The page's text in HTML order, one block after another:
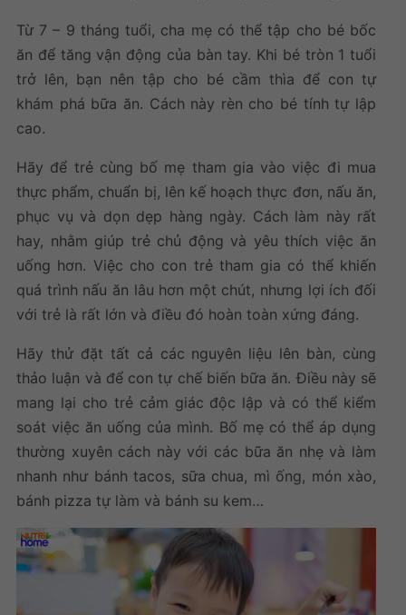
Từ 7 – 9 tháng tuổi, cha mẹ có thể tập cho bé bốc
ăn để tăng vận động của bàn tay. Khi bé tròn 1 tuổi
trở lên, bạn nên tập cho bé cầm thìa để con tự
khám phá bữa ăn. Cách này rèn cho bé tính tự lập
cao.
Hãy để trẻ cùng bố mẹ tham gia vào việc đi mua
thực phẩm, chuẩn bị, lên kế hoạch thực đơn, nấu ăn,
phục vụ và dọn dẹp hàng ngày. Cách làm này rất
hay, nhằm giúp trẻ chủ động và yêu thích việc ăn
uống hơn. Việc cho con trẻ tham gia có thể khiến
quá trình nấu ăn lâu hơn một chút, nhưng lợi ích đối
với trẻ là rất lớn và điều đó hoàn toàn xứng đáng.
Hãy thử đặt tất cả các nguyên liệu lên bàn, cùng
thảo luận và để con tự chế biến bữa ăn. Điều này sẽ
mang lại cho trẻ cảm giác độc lập và có thể kiểm
soát việc ăn uống của mình. Bố mẹ có thể áp dụng
thường xuyên cách này với các bữa ăn nhẹ và làm
nhanh như bánh tacos, sữa chua, mì ống, món xào,
bánh pizza tự làm và bánh su kem…